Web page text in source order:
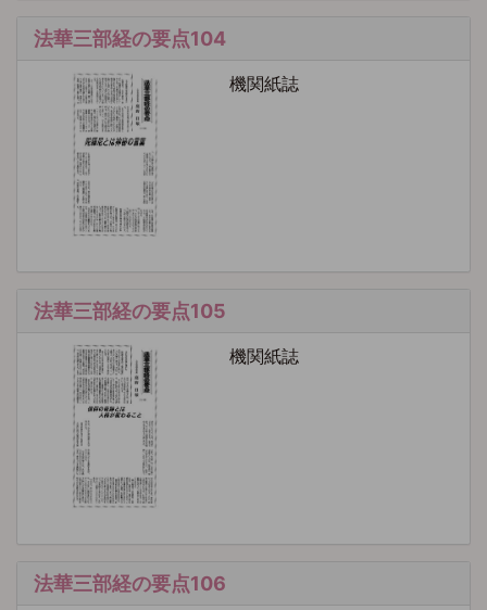
法華三部経の要点104
機関紙誌
法華三部経の要点105
機関紙誌
法華三部経の要点106